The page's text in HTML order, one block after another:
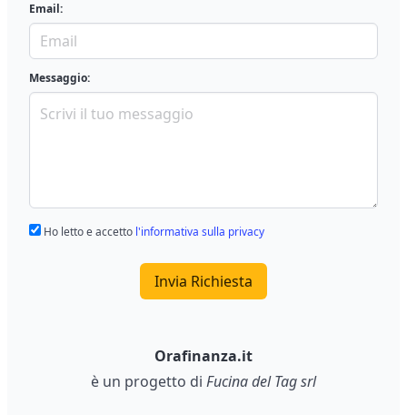
Email:
Messaggio:
Ho letto e accetto l'informativa sulla privacy
Invia Richiesta
Orafinanza.it
è un progetto di Fucina del Tag srl